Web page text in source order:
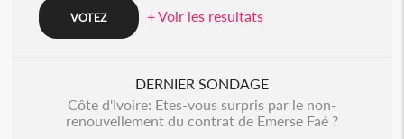
+ Voir les resultats
DERNIER SONDAGE
Côte d'Ivoire: Etes-vous surpris par le non-
renouvellement du contrat de Emerse Faé ?